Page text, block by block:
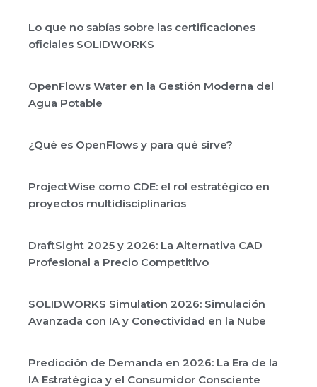
Lo que no sabías sobre las certificaciones
oficiales SOLIDWORKS
OpenFlows Water en la Gestión Moderna del
Agua Potable
¿Qué es OpenFlows y para qué sirve?
ProjectWise como CDE: el rol estratégico en
proyectos multidisciplinarios
DraftSight 2025 y 2026: La Alternativa CAD
Profesional a Precio Competitivo
SOLIDWORKS Simulation 2026: Simulación
Avanzada con IA y Conectividad en la Nube
Predicción de Demanda en 2026: La Era de la
IA Estratégica y el Consumidor Consciente